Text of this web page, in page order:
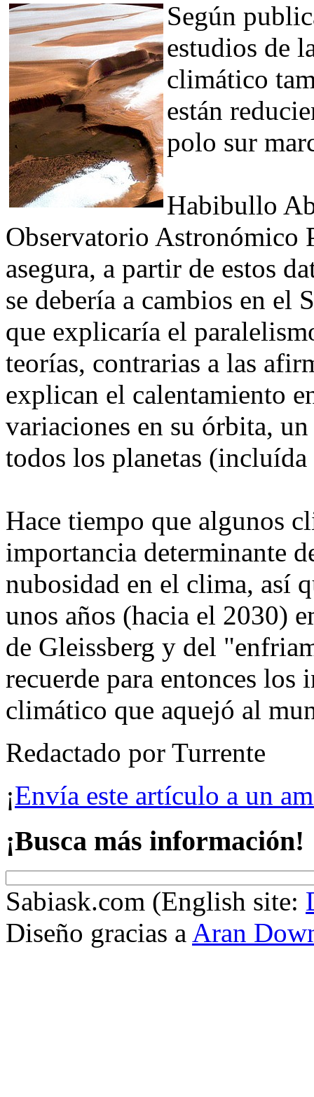
Según
estudios de
climático
están
polo sur
Habibullo
Observatorio Astronómico
asegura, a partir de estos
se debería a cambios en el
que explicaría el
teorías, contrarias a las
explican el calentamiento
variaciones en su órbita,
todos los planetas
Hace tiempo que algunos
importancia determinante
nubosidad en el clima, así
unos años (hacia el 2030)
de Gleissberg y del
recuerde para entonces
climático que aquejó al
Redactado por Turrente
¡Envía este artículo a un
¡Busca más información!
Sabiask.com (English site:
Diseño gracias a Aran